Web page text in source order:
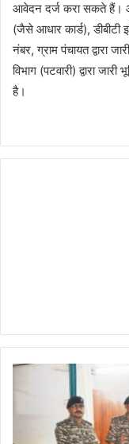
आवेदन दर्ज करा सकते हैं।
(जैसे आधार कार्ड), डीबीटी
नंबर, ग्राम पंचायत द्वारा
विभाग (पटवारी) द्वारा
है।